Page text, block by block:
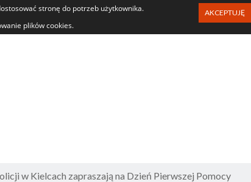
stronę do potrzeb użytkownika.
plików cookies.
AKCEPTUJĘ
w Kielcach zapraszają na Dzień Pierwszej Pomocy